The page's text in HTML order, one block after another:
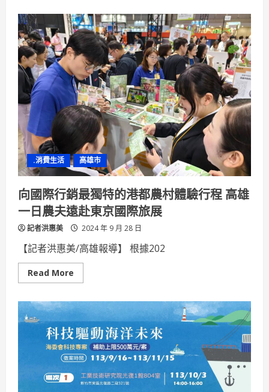
旗
山
香
蕉
文
化
節
周
末
登
場
陳
其
邁
扮
青
農
賣
力
推
銷
.消費生活 高雄市
向國際行銷最獨特的港都農村體驗行程 高雄
一日農夫遠赴東京國際旅展
記者洪惠美 2024 年 9 月 28 日
【記者洪惠美/高雄報導】 根據202
Read More
more
國
際
行
銷
最
獨
特
的
港
都